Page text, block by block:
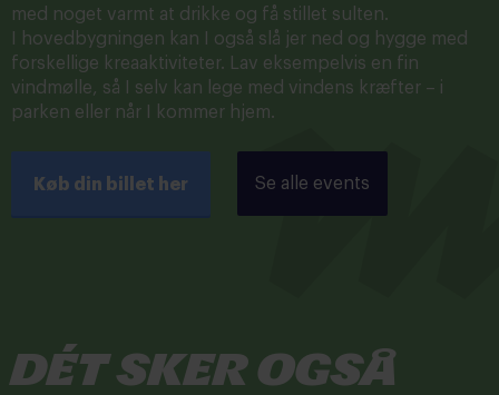
med noget varmt at drikke og få stillet sulten.
I hovedbygningen kan I også slå jer ned og hygge med
forskellige kreaaktiviteter. Lav eksempelvis en fin
vindmølle, så I selv kan lege med vindens kræfter – i
parken eller når I kommer hjem.
Køb din billet her Se alle events
Dét sker også